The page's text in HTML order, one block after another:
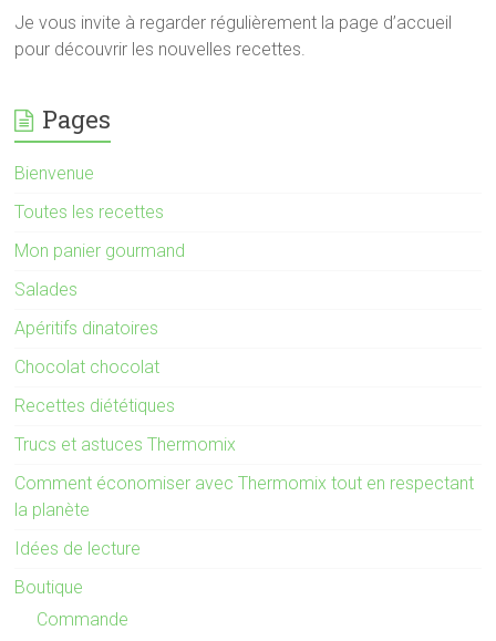
Je vous invite à regarder régulièrement la page d’accueil
pour découvrir les nouvelles recettes.
Pages
Bienvenue
Toutes les recettes
Mon panier gourmand
Salades
Apéritifs dinatoires
Chocolat chocolat
Recettes diététiques
Trucs et astuces Thermomix
Comment économiser avec Thermomix tout en respectant
la planète
Idées de lecture
Boutique
Commande